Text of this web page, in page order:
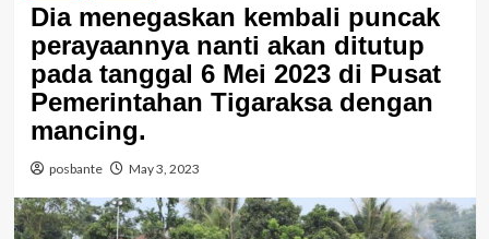
Dia menegaskan kembali puncak
perayaannya nanti akan ditutup
pada tanggal 6 Mei 2023 di Pusat
Pemerintahan Tigaraksa dengan
mancing.
posbante May 3, 2023